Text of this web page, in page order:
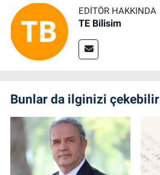
EDITÖR HAKKINDA
TE Bilisim
Bunlar da ilginizi çekebilir